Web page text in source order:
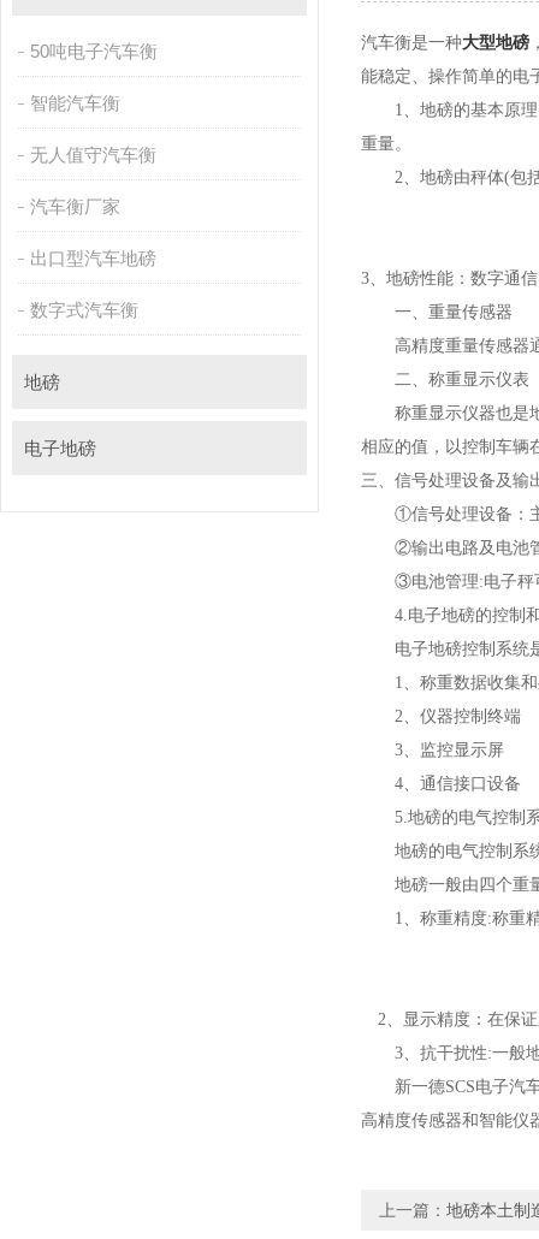
50吨电子汽车衡
智能汽车衡
无人值守汽车衡
汽车衡厂家
出口型汽车地磅
数字式汽车衡
地磅
电子地磅
汽车衡是一种大型地磅
能稳定、操作简单的电
1、地磅的基本原
重量。
2、地磅由秤体(包
3、地磅性能：数字通
一、重量传感器
高精度重量传感器通
二、称重显示仪表
称重显示仪器也是地
相应的值，以控制车辆
三、 信号处理设备及输
①信号处理设备：
②输出电路及电池
③电池管理:电子秤
4.电子地磅的控制
电子地磅控制系统是
1、称重数据收集
2、仪器控制终端
3、监控显示屏
4、通信接口设备
5.地磅的电气控制
地磅的电气控制系统
地磅一般由四个重量
1、称重精度:称重
2、显示精度：在保
3、抗干扰性:一般
新一德SCS电子汽
高精度传感器和智能仪
上一篇： 地磅本土制